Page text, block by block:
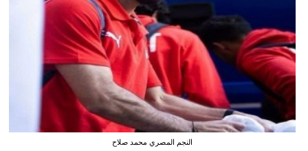
النجم المصري محمد صلاح